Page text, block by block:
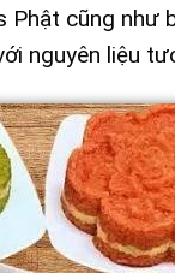
Phật cũng như
nguyên liệu